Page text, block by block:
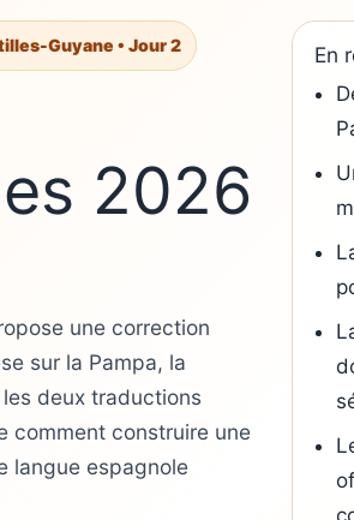
Guyane • Jour 2
2026
une correction
sur la Pampa, la
deux traductions
comment construire une
langue espagnole
En